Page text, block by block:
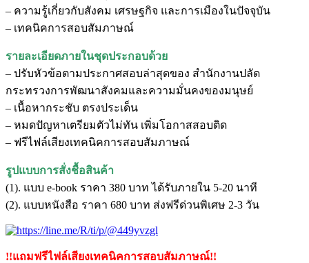
– ความรู้เกี่ยวกับสังคม เศรษฐกิจ และการเมืองในปัจจุบัน
– เทคนิคการสอบสัมภาษณ์
รายละเอียดภายในชุดประกอบด้วย
– ปรับหัวข้อตามประกาศสอบล่าสุดของ สำนักงานปลัด
กระทรวงการพัฒนาสังคมและความมั่นคงของมนุษย์
– เนื้อหากระชับ ตรงประเด็น
– หมดปัญหาเตรียมตัวไม่ทัน เพิ่มโอกาสสอบติด
– ฟรีไฟล์เสียงเทคนิคการสอบสัมภาษณ์
รูปแบบการสั่งชื้อสินค้า
(1). แบบ e-book ราคา 380 บาท ได้รับภายใน 5-20 นาที
(2). แบบหนังสือ ราคา 680 บาท ส่งฟรีด่วนพิเศษ 2-3 วัน
!!แถมฟรีไฟล์เสียงเทคนิคการสอบสัมภาษณ์!!